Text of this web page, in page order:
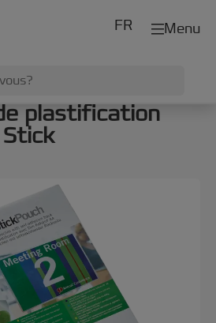
Menu
FR
plastification
Stick